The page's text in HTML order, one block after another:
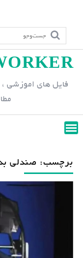
p
n
فایل های اموزشی
برچسب: صندلی